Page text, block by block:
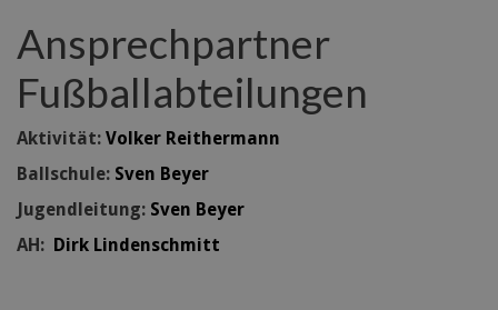
Ansprechpartner
Fußballabteilungen
Aktivität: Volker Reithermann
Ballschule: Sven Beyer
Jugendleitung: Sven Beyer
AH: Dirk Lindenschmitt